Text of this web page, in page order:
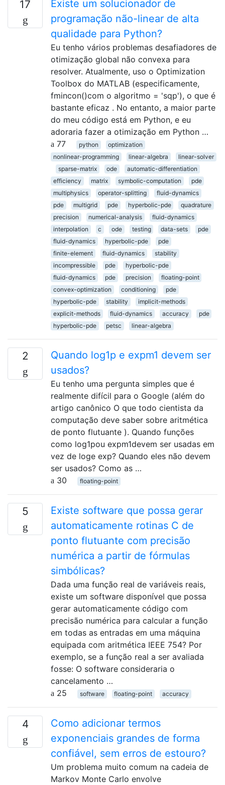
17
Existe um solucionador de
programação não-linear de alta
qualidade para Python?
Eu tenho vários problemas desafiadores de
otimização global não convexa para
resolver. Atualmente, uso o Optimization
Toolbox do MATLAB (especificamente,
fmincon()com o algoritmo = 'sqp'), o que é
bastante eficaz . No entanto, a maior parte
do meu código está em Python, e eu
adoraria fazer a otimização em Python …
77
python
optimization
nonlinear-programming
linear-algebra
linear-solver
sparse-matrix
ode
automatic-differentiation
efficiency
matrix symbolic-computation
pde
multiphysics
operator-splitting
fluid-dynamics
pde
multigrid pde hyperbolic-pde
quadrature
precision
numerical-analysis
fluid-dynamics
interpolation
c ode testing data-sets
pde
fluid-dynamics
hyperbolic-pde
pde
finite-element
fluid-dynamics
stability
incompressible
pde
hyperbolic-pde
fluid-dynamics
pde precision
floating-point
convex-optimization
conditioning
pde
hyperbolic-pde
stability
implicit-methods
explicit-methods
fluid-dynamics accuracy
pde
hyperbolic-pde
petsc linear-algebra
2
Quando log1p e expm1 devem ser
usados?
Eu tenho uma pergunta simples que é
realmente difícil para o Google (além do
artigo canônico O que todo cientista da
computação deve saber sobre aritmética
de ponto flutuante ). Quando funções
como log1pou expm1devem ser usadas em
vez de loge exp? Quando eles não devem
ser usados? Como as …
30
floating-point
5
Existe software que possa gerar
automaticamente rotinas C de
ponto flutuante com precisão
numérica a partir de fórmulas
simbólicas?
Dada uma função real de variáveis ​​reais,
existe um software disponível que possa
gerar automaticamente código com
precisão numérica para calcular a função
em todas as entradas em uma máquina
equipada com aritmética IEEE 754? Por
exemplo, se a função real a ser avaliada
fosse: O software consideraria o
cancelamento …
25
software floating-point accuracy
4
Como adicionar termos
exponenciais grandes de forma
confiável, sem erros de estouro?
Um problema muito comum na cadeia de
Markov Monte Carlo envolve